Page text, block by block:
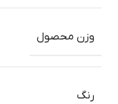
وزن محصول
رنگ